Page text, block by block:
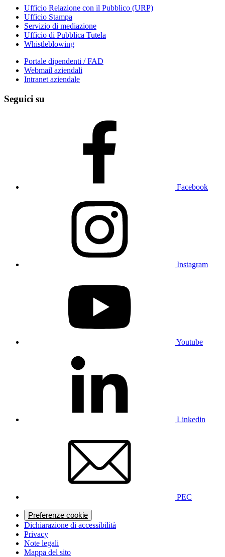
Ufficio Relazione con il Pubblico (URP)
Ufficio Stampa
Servizio di mediazione
Ufficio di Pubblica Tutela
Whistleblowing
Portale dipendenti / FAD
Webmail aziendali
Intranet aziendale
Seguici su
Facebook
Instagram
Youtube
Linkedin
PEC
Preferenze cookie
Dichiarazione di accessibilità
Privacy
Note legali
Mappa del sito